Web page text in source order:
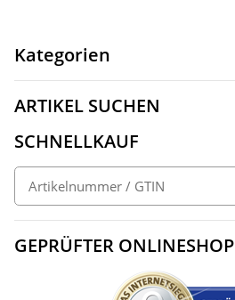
Kategorien
ARTIKEL SUCHEN
SCHNELLKAUF
GEPRÜFTER ONLINESHOP